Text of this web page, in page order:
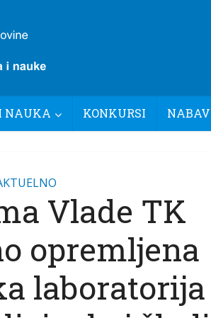
NAUKA KONKURSI
Vlade TK
opremljena